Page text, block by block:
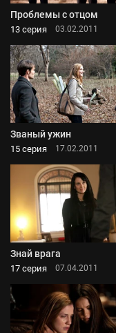
Проблемы с отцом
13 серия 03.02.2011
Званый ужин
15 серия 17.02.2011
Знай врага
17 серия 07.04.2011